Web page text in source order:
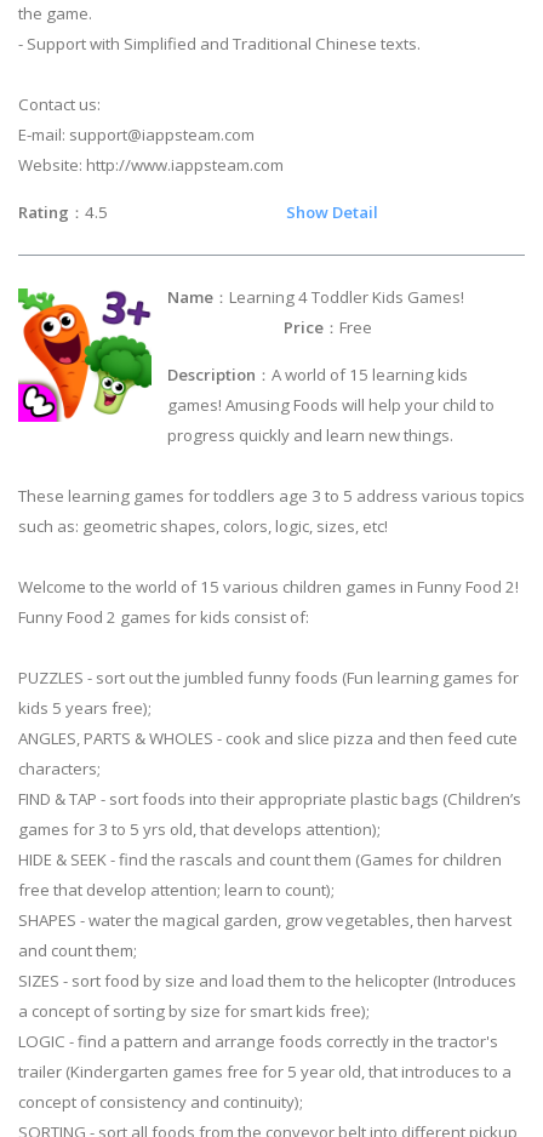
the game.
- Support with Simplified and Traditional Chinese texts.
Contact us:
E-mail: support@iappsteam.com
Website: http://www.iappsteam.com
Rating ：4.5 Show Detail
Name ：Learning 4 Toddler Kids Games!
Price ：Free
Description ：A world of 15 learning kids
games! Amusing Foods will help your child to
progress quickly and learn new things.
These learning games for toddlers age 3 to 5 address various topics
such as: geometric shapes, colors, logic, sizes, etc!
Welcome to the world of 15 various children games in Funny Food 2!
Funny Food 2 games for kids consist of:
PUZZLES - sort out the jumbled funny foods (Fun learning games for
kids 5 years free);
ANGLES, PARTS & WHOLES - cook and slice pizza and then feed cute
characters;
FIND & TAP - sort foods into their appropriate plastic bags (Children’s
games for 3 to 5 yrs old, that develops attention);
HIDE & SEEK - find the rascals and count them (Games for children
free that develop attention; learn to count);
SHAPES - water the magical garden, grow vegetables, then harvest
and count them;
SIZES - sort food by size and load them to the helicopter (Introduces
a concept of sorting by size for smart kids free);
LOGIC - find a pattern and arrange foods correctly in the tractor's
trailer (Kindergarten games free for 5 year old, that introduces to a
concept of consistency and continuity);
SORTING - sort all foods from the conveyor belt into different pickup